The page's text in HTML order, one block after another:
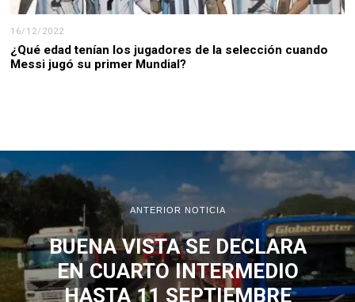
16/12/2022
¿Qué edad tenían los jugadores de la selección cuando
Messi jugó su primer Mundial?
ANTERIOR NOTICIA
BUENA VISTA SE DECLARA
EN CUARTO INTERMEDIO
HASTA 11 SEPTIEMBRE